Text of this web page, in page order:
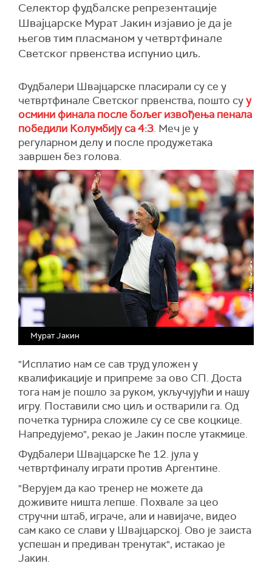
Селектор фудбалске репрезентације
Швајцарске Мурат Јакин изјавио је да је
његов тим пласманом у четвртфинале
Светског првенства испунио циљ.
Фудбалери Швајцарске пласирали су се у
четвртфинале Светског првенства, пошто суу
осмини финала после бољег извођења пенала
победили Колумбију са 4:3. Меч је у
регуларном делу и после продужетака
завршен без голова.
Мурат Јакин
"Исплатио нам се сав труд уложен у
квалификације и припреме за ово СП. Доста
тога нам је пошло за руком, укључујући и нашу
игру. Поставили смо циљ и остварили га. Од
почетка турнира сложиле су се све коцкице.
Напредујемо", рекао је Јакин после утакмице.
Фудбалери Швајцарске ће 12. јула у
четвртфиналу играти против Аргентине.
"Верујем да као тренер не можете да
доживите ништа лепше. Похвале за цео
стручни штаб, играче, али и навијаче, видео
сам како се слави у Швајцарској. Ово је заиста
успешан и предиван тренутак", истакао је
Јакин.